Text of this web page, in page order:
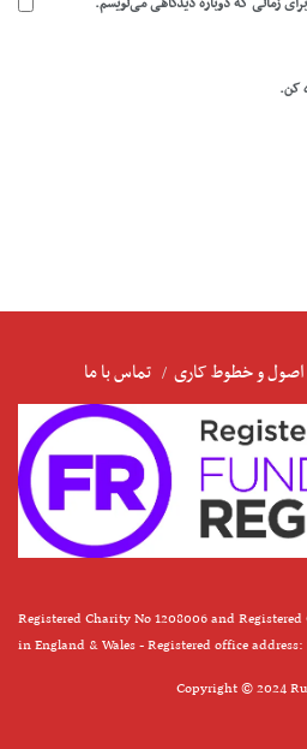
کن.
اصول و خطوط کاری تماس با ما
Registered Charity No 1208006 and
in England & Wales - Registered office
Copyright © 2024